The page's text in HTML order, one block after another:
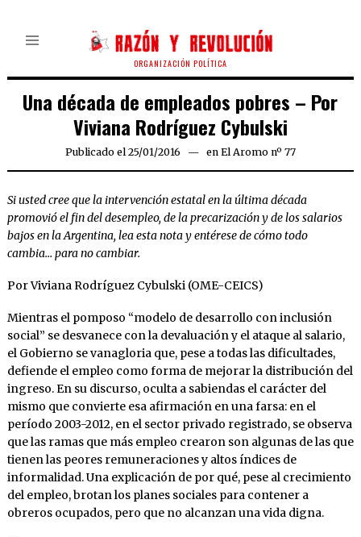
ORGANIZACIÓN POLÍTICA
Una década de empleados pobres – Por
Viviana Rodríguez Cybulski
Publicado el 25/01/2016 en El Aromo nº 77
Si usted cree que la intervención estatal en la última década
promovió el fin del desempleo, de la precarización y de los salarios
bajos en la Argentina, lea esta nota y entérese de cómo todo
cambia… para no cambiar.
Por Viviana Rodríguez Cybulski (OME-CEICS)
Mientras el pomposo “modelo de desarrollo con inclusión
social” se desvanece con la devaluación y el ataque al salario,
el Gobierno se vanagloria que, pese a todas las dificultades,
defiende el empleo como forma de mejorar la distribución del
ingreso. En su discurso, oculta a sabiendas el carácter del
mismo que convierte esa afirmación en una farsa: en el
período 2003-2012, en el sector privado registrado, se observa
que las ramas que más empleo crearon son algunas de las que
tienen las peores remuneraciones y altos índices de
informalidad. Una explicación de por qué, pese al crecimiento
del empleo, brotan los planes sociales para contener a
obreros ocupados, pero que no alcanzan una vida digna.